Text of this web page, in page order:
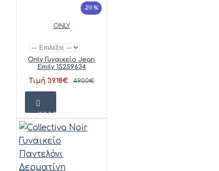
-20 %
ONLY
Only Γυναικείο Jean
Emily 15259634
Τιμή 39.18€ 49.00€
ΚΑΛΆΘΙ